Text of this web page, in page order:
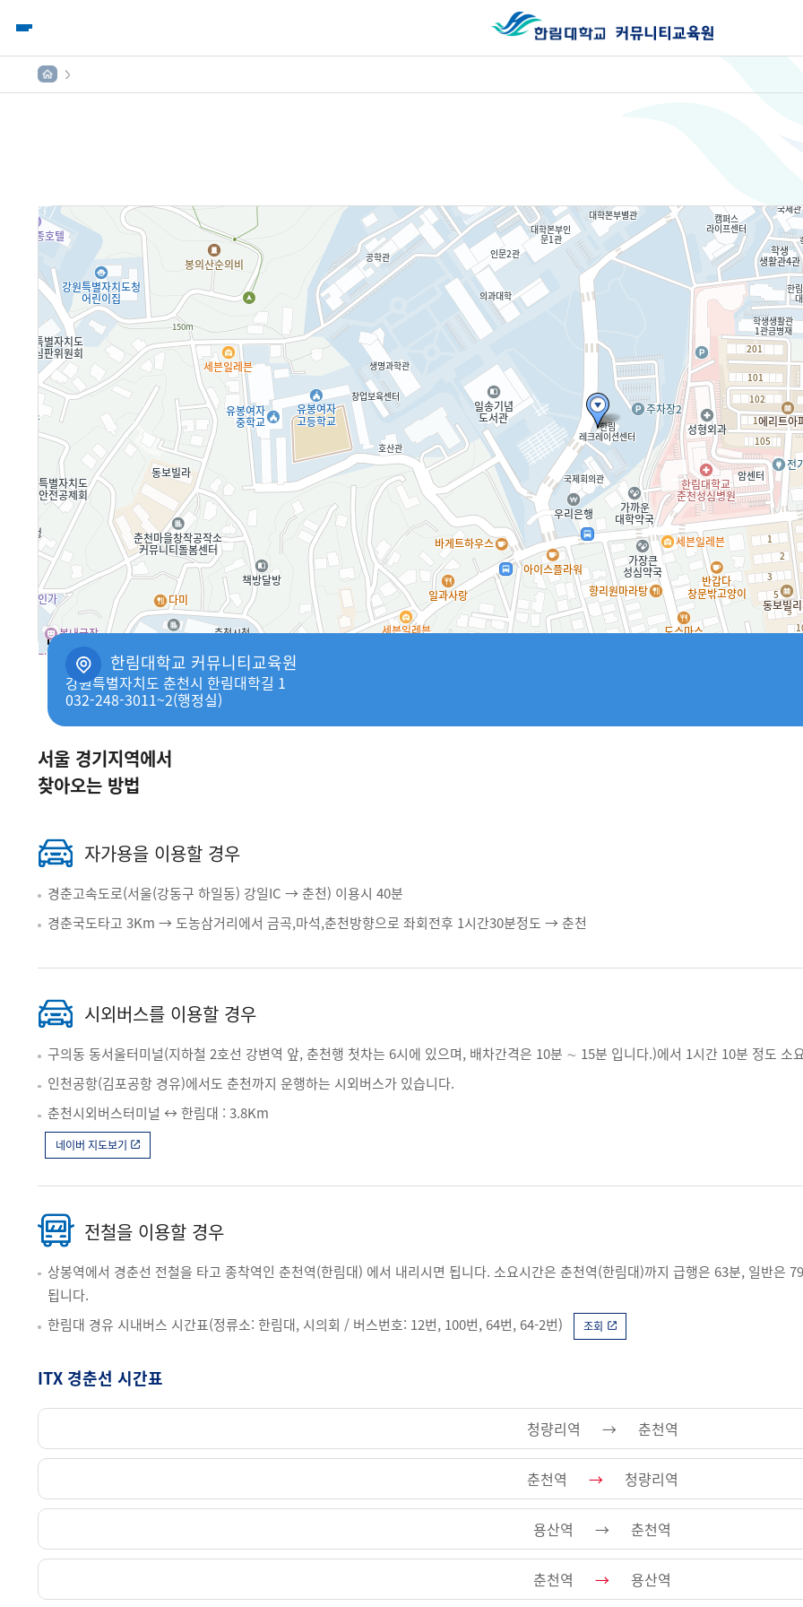
모
메
홈
map 영역
한림대학교 커뮤니티교육원
강원특별자치도 춘천시 한림대학길 1
032-248-3011~2(행정실)
서울 경기지역에서
찾아오는 방법
자가용을 이용할 경우
경춘고속도로(서울(강동구 하일동) 강일IC → 춘천) 이용시 40분
경춘국도타고 3Km → 도농삼거리에서 금곡,마석,춘천방향으로 좌회전후 1시간30분정도 → 춘천
시외버스를 이용할 경우
구의동 동서울터미널(지하철 2호선 강변역 앞, 춘천행 첫차는 6시에 있으며, 배차간격은 10분 ∼ 15분 입니다.)에서 1시간 10분 정도 소
인천공항(김포공항 경유)에서도 춘천까지 운행하는 시외버스가 있습니다.
춘천시외버스터미널 ↔ 한림대 : 3.8Km
네이버 지도보기
전철을 이용할 경우
상봉역에서 경춘선 전철을 타고 종착역인 춘천역(한림대) 에서 내리시면 됩니다. 소요시간은 춘천역(한림대)까지 급행은 63분, 일반은
됩니다.
한림대 경유 시내버스 시간표(정류소: 한림대, 시의회 / 버스번호: 12번, 100번, 64번, 64-2번)
조회
ITX 경춘선 시간표
청량리역 → 춘천역
춘천역 → 청량리역
용산역 → 춘천역
춘천역 → 용산역